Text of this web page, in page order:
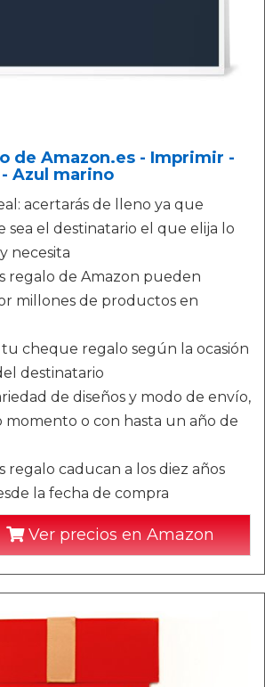
de Amazon.es - Imprimir -
Azul marino
acertarás de lleno ya que
sea el destinatario el que elija lo
necesita
regalo de Amazon pueden
millones de productos en
tu cheque regalo según la ocasión
destinatario
de diseños y modo de envío,
o con hasta un año de
regalo caducan a los diez años
la fecha de compra
Ver precios en Amazon